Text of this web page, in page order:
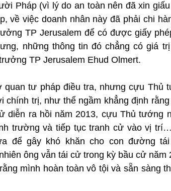
Pháp (vì lý do an toàn nên đã xin
về việc doanh nhân này đã phải chi
TP Jerusalem để có được giấy
những thông tin đó chẳng có giá
TP Jerusalem Ehud Olmert.
tư pháp điều tra, nhưng cựu Thủ
chính trị, như thể ngầm khẳng định
diễn ra hồi năm 2013, cựu Thủ tướng
trường và tiếp tục tranh cử vào vị
để gây khó khăn cho con đường
ông vẫn tái cử trong kỳ bầu cử
mình hoàn toàn vô tội và sẵn sàng